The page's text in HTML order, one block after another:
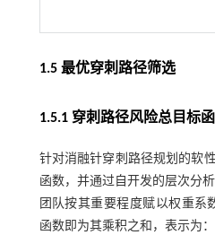
1.5 最优穿刺路径筛选
1.5.1 穿刺路径风险总目标
针对消融针穿刺路径规划的软
函数，并通过自开发的层次分
团队按其重要程度赋以权重系
函数即为其乘积之和，表示为：